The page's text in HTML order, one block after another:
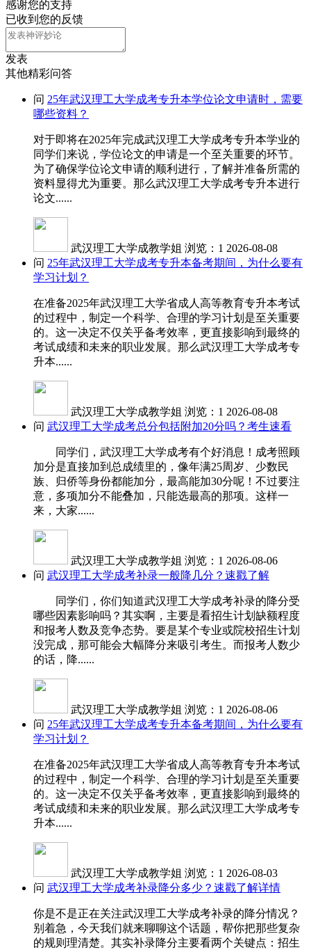
感谢您的支持
已收到您的反馈
发表
其他精彩问答
问 25年武汉理工大学成考专升本学位论文申请时，需要
哪些资料？
对于即将在2025年完成武汉理工大学成考专升本学业的
同学们来说，学位论文的申请是一个至关重要的环节。
为了确保学位论文申请的顺利进行，了解并准备所需的
资料显得尤为重要。那么武汉理工大学成考专升本进行
论文......
武汉理工大学成教学姐 浏览：1 2026-08-08
问 25年武汉理工大学成考专升本备考期间，为什么要有
学习计划？
在准备2025年武汉理工大学省成人高等教育专升本考试
的过程中，制定一个科学、合理的学习计划是至关重要
的。这一决定不仅关乎备考效率，更直接影响到最终的
考试成绩和未来的职业发展。那么武汉理工大学成考专
升本......
武汉理工大学成教学姐 浏览：1 2026-08-08
问 武汉理工大学成考总分包括附加20分吗？考生速看
同学们，武汉理工大学成考有个好消息！成考照顾
加分是直接加到总成绩里的，像年满25周岁、少数民
族、归侨等身份都能加分，最高能加30分呢！不过要注
意，多项加分不能叠加，只能选最高的那项。这样一
来，大家......
武汉理工大学成教学姐 浏览：1 2026-08-06
问 武汉理工大学成考补录一般降几分？速戳了解
同学们，你们知道武汉理工大学成考补录的降分受
哪些因素影响吗？其实啊，主要是看招生计划缺额程度
和报考人数及竞争态势。要是某个专业或院校招生计划
没完成，那可能会大幅降分来吸引考生。而报考人数少
的话，降......
武汉理工大学成教学姐 浏览：1 2026-08-06
问 25年武汉理工大学成考专升本备考期间，为什么要有
学习计划？
在准备2025年武汉理工大学省成人高等教育专升本考试
的过程中，制定一个科学、合理的学习计划是至关重要
的。这一决定不仅关乎备考效率，更直接影响到最终的
考试成绩和未来的职业发展。那么武汉理工大学成考专
升本......
武汉理工大学成教学姐 浏览：1 2026-08-03
问 武汉理工大学成考补录降分多少？速戳了解详情
你是不是正在关注武汉理工大学成考补录的降分情况？
别着急，今天我们就来聊聊这个话题，帮你把那些复杂
的规则理清楚。其实补录降分主要看两个关键点：招生